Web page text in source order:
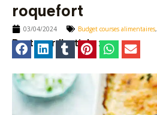
roquefort
03/04/2024 Budget courses alimentaires,
Partager l'article :